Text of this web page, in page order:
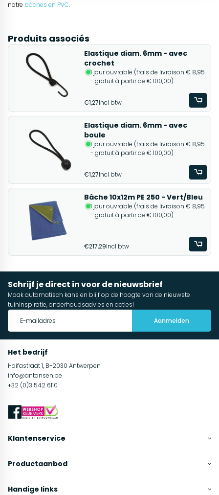
notre bâches en PVC.
Produits associés
Elastique diam. 6mm - avec
crochet
1 jour ouvrable (frais de livraison € 8,95
- gratuit à partir de € 100,00)
€1,27Incl btw
Elastique diam. 6mm - avec
boule
1 jour ouvrable (frais de livraison € 8,95
- gratuit à partir de € 100,00)
€1,27Incl btw
Bâche 10x12m PE 250 - Vert/Bleu
1 jour ouvrable (frais de livraison € 8,95
- gratuit à partir de € 100,00)
€217,29Incl btw
Schrijf je direct in voor de nieuwsbrief
Maak automatisch kans en blijf op de hoogte van de nieuwste
tuininspiratie, onderhoudsadvies en acties!
Aanmelden
Het bedrijf
Haifastraat 1, B-2030 Antwerpen
info@antonsen.be
+32 (0)3 542 6110
Klantenservice
Productaanbod
Handige links